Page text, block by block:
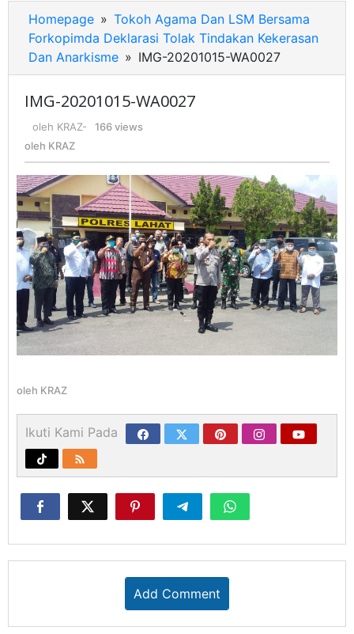
Homepage » Tokoh Agama Dan LSM Bersama
Forkopimda Deklarasi Tolak Tindakan Kekerasan
Dan Anarkisme » IMG-20201015-WA0027
IMG-20201015-WA0027
oleh KRAZ-
166 views
oleh KRAZ
oleh KRAZ
Ikuti Kami Pada
Add Comment